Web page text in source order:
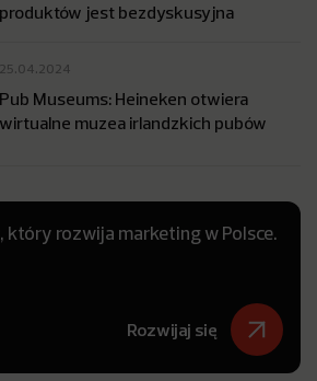
produktów jest bezdyskusyjna
25.04.2024
Pub Museums: Heineken otwiera
wirtualne muzea irlandzkich pubów
który rozwija marketing w Polsce.
Rozwijaj się